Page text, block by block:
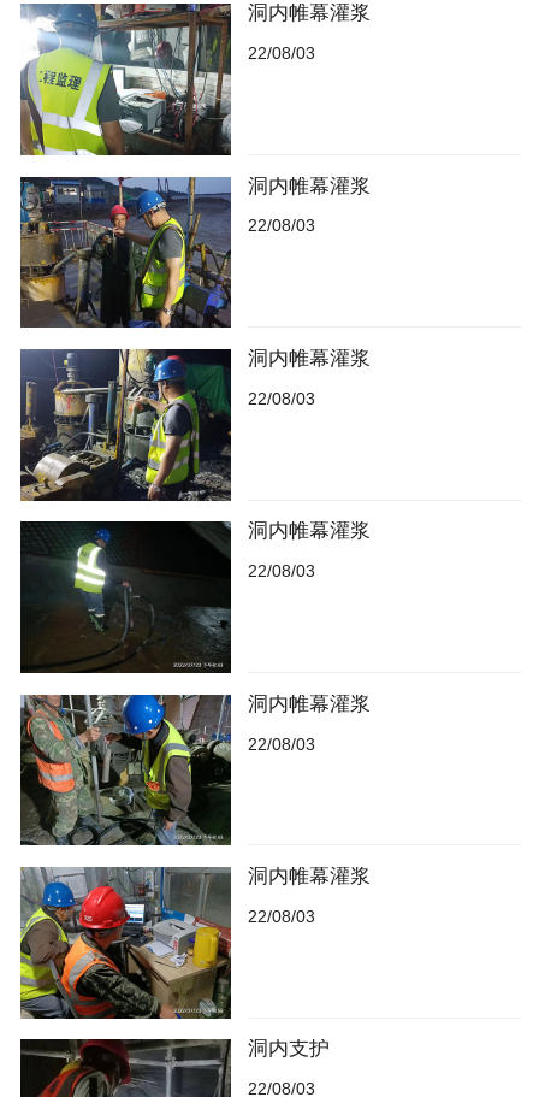
洞内帷幕灌浆
22/08/03
洞内帷幕灌浆
22/08/03
洞内帷幕灌浆
22/08/03
洞内帷幕灌浆
22/08/03
洞内帷幕灌浆
22/08/03
洞内帷幕灌浆
22/08/03
洞内支护
22/08/03